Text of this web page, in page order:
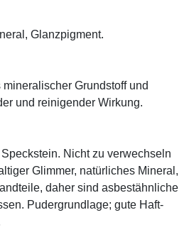
Glanzpigment.
Grundstoff und
und reinigender Wirkung.
Nicht zu verwechseln
Glimmer, natürliches Mineral,
daher sind asbestähnliche
Pudergrundlage; gute Haft-